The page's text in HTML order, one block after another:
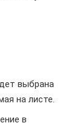
выбрана
на листе.
в